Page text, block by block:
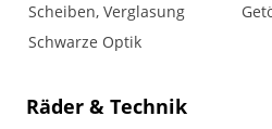
Scheiben, Verglasung
Schwarze Optik
Räder & Technik